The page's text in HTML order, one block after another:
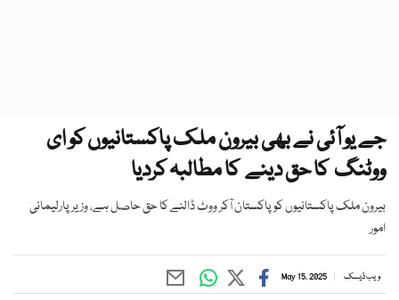
جے یو آئی نے بھی بیرون ملک پاکستانیوں کو ای
ووٹنگ کا حق دینے کا مطالبہ کردیا
بیرون ملک پاکستانیوں کو پاکستان آکر ووٹ ڈالنے کا حق حاصل ہے، وزیر پارلیمانی
امور
ویب ڈیسک May 15, 2025